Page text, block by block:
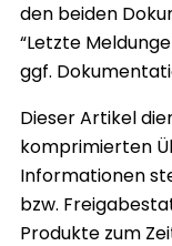
den beiden
“Letzte
ggf.
Dieser Artikel
komprimierten
Informationen
bzw.
Produkte zum